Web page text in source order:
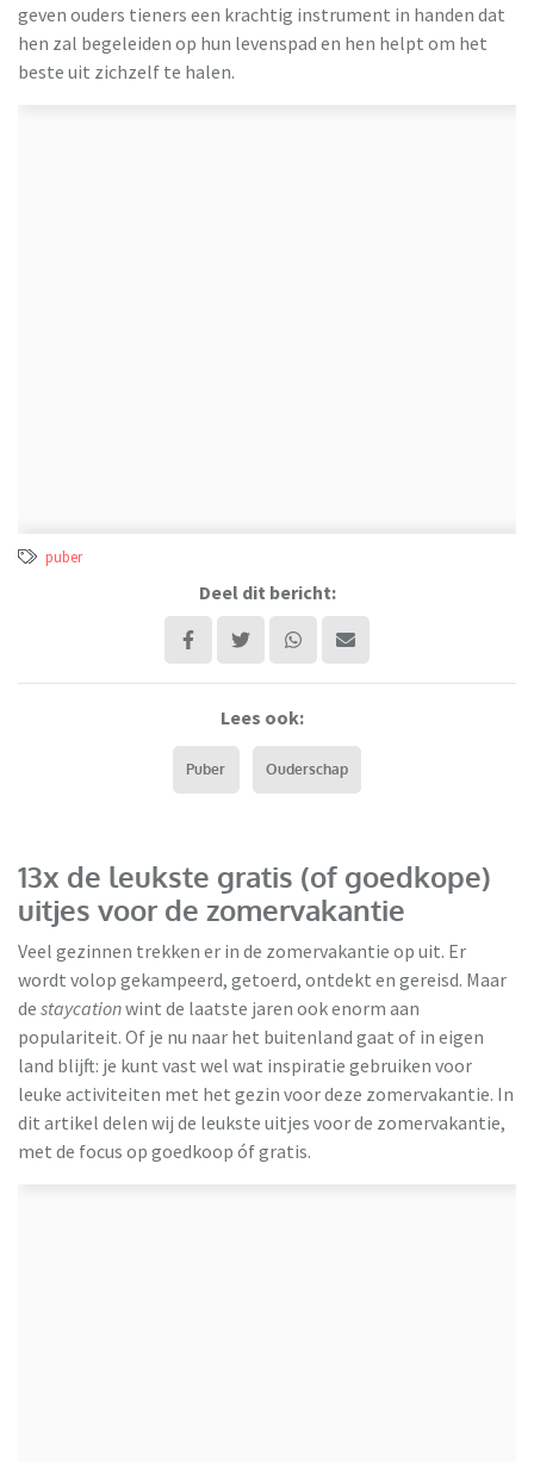
geven ouders tieners een krachtig instrument in handen dat
hen zal begeleiden op hun levenspad en hen helpt om het
beste uit zichzelf te halen.
puber
Deel dit bericht:
Lees ook:
Puber Ouderschap
13x de leukste gratis (of goedkope)
uitjes voor de zomervakantie
Veel gezinnen trekken er in de zomervakantie op uit. Er
wordt volop gekampeerd, getoerd, ontdekt en gereisd. Maar
de staycationwint de laatste jaren ook enorm aan
populariteit. Of je nu naar het buitenland gaat of in eigen
land blijft: je kunt vast wel wat inspiratie gebruiken voor
leuke activiteiten met het gezin voor deze zomervakantie. In
dit artikel delen wij de leukste uitjes voor de zomervakantie,
met de focus op goedkoop óf gratis.